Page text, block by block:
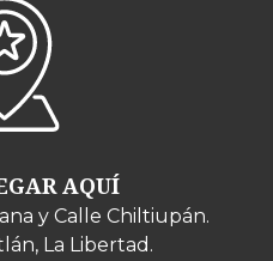
AQUÍ
y Calle Chiltiupán.
La Libertad.